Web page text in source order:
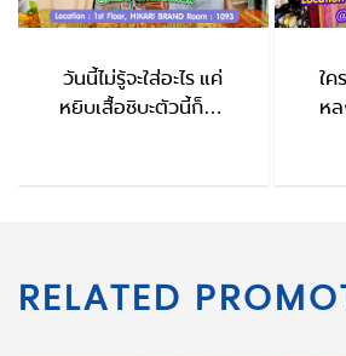
วันนี้ไม่รู้จะใส่อะไร แค่
หยิบเสื้อชิบะตัวนี้ก็จบ
ใค
ห
RELATED